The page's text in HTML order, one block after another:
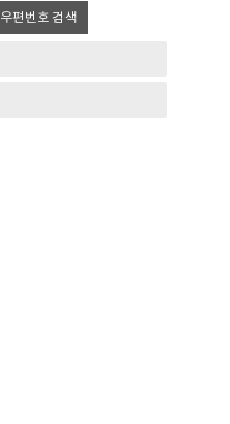
우편번호 검색